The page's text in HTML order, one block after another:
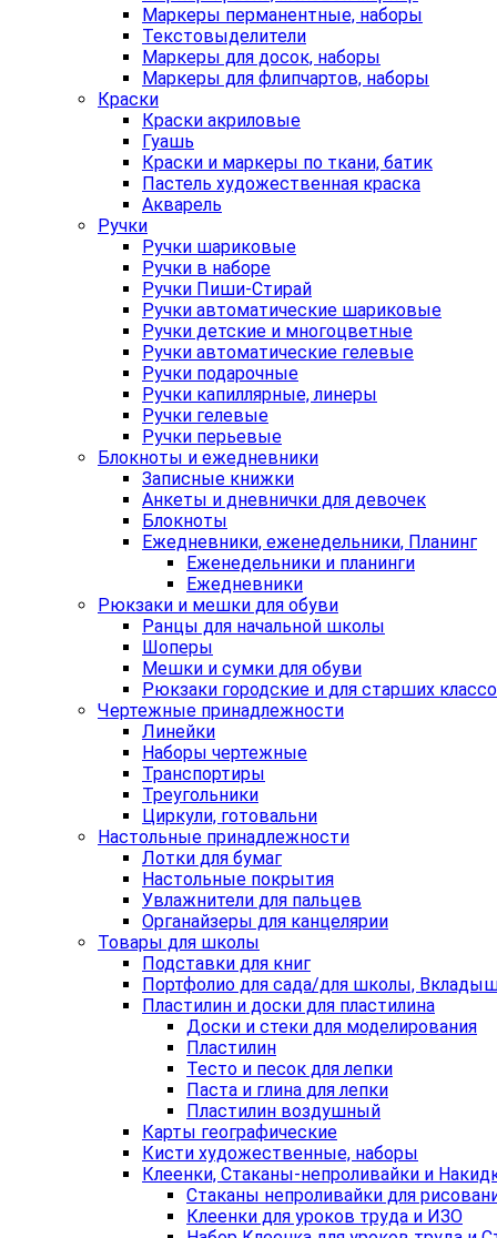
Маркеры перманентные, наборы
Текстовыделители
Маркеры для досок, наборы
Маркеры для флипчартов, наборы
Краски
Краски акриловые
Гуашь
Краски и маркеры по ткани, батик
Пастель художественная краска
Акварель
Ручки
Ручки шариковые
Ручки в наборе
Ручки Пиши-Стирай
Ручки автоматические шариковые
Ручки детские и многоцветные
Ручки автоматические гелевые
Ручки подарочные
Ручки капиллярные, линеры
Ручки гелевые
Ручки перьевые
Блокноты и ежедневники
Записные книжки
Анкеты и дневнички для девочек
Блокноты
Ежедневники, еженедельники, Планинг
Еженедельники и планинги
Ежедневники
Рюкзаки и мешки для обуви
Ранцы для начальной школы
Шоперы
Мешки и сумки для обуви
Рюкзаки городские и для старших
Чертежные принадлежности
Линейки
Наборы чертежные
Транспортиры
Треугольники
Циркули, готовальни
Настольные принадлежности
Лотки для бумаг
Настольные покрытия
Увлажнители для пальцев
Органайзеры для канцелярии
Товары для школы
Подставки для книг
Портфолио для сада/для школы,
Пластилин и доски для пластилина
Доски и стеки для моделирования
Пластилин
Тесто и песок для лепки
Паста и глина для лепки
Пластилин воздушный
Карты географические
Кисти художественные, наборы
Клеенки, Стаканы-непроливайки и
Стаканы непроливайки для
Клеенки для уроков труда и ИЗО